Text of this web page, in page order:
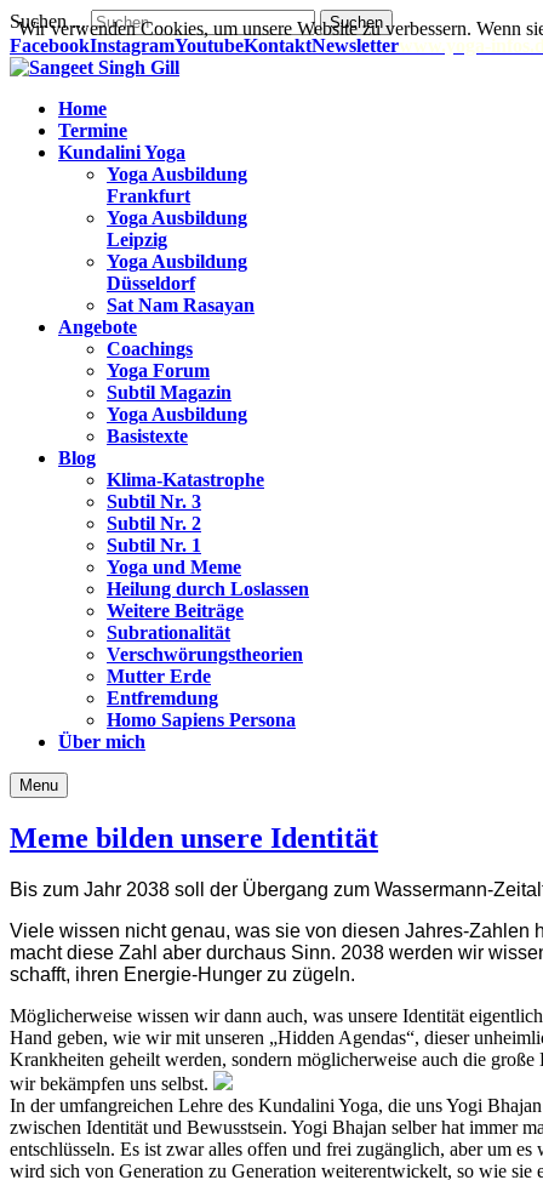
Suchen ... Suchen
FacebookInstagramYoutubeKontaktNewsletterwww.yoga-
Home
Termine
Kundalini Yoga
Yoga Ausbildung
Frankfurt
Yoga Ausbildung
Leipzig
Yoga Ausbildung
Düsseldorf
Sat Nam Rasayan
Angebote
Coachings
Yoga Forum
Subtil Magazin
Yoga Ausbildung
Basistexte
Blog
Klima-Katastrophe
Subtil Nr. 3
Subtil Nr. 2
Subtil Nr. 1
Yoga und Meme
Heilung durch Loslassen
Weitere Beiträge
Subrationalität
Verschwörungstheorien
Mutter Erde
Entfremdung
Homo Sapiens Persona
Über mich
Menu
Meme bilden unsere Identität
Bis zum Jahr 2038 soll der Übergang zum Wassermann-
Viele wissen nicht genau, was sie von diesen Jahres-Zahlen
macht diese Zahl aber durchaus Sinn. 2038 werden wir
schafft, ihren Energie-Hunger zu zügeln.
Möglicherweise wissen wir dann auch, was unsere Identität
Hand geben, wie wir mit unseren „Hidden Agendas“, dieser
Krankheiten geheilt werden, sondern möglicherweise auch die
wir bekämpfen uns selbst.
In der umfangreichen Lehre des Kundalini Yoga, die uns Yogi
zwischen Identität und Bewusstsein. Yogi Bhajan selber hat immer
entschlüsseln. Es ist zwar alles offen und frei zugänglich, aber um
wird sich von Generation zu Generation weiterentwickelt, so wie sie
Wir verwenden Cookies, um unsere Website zu verbessern. Wenn